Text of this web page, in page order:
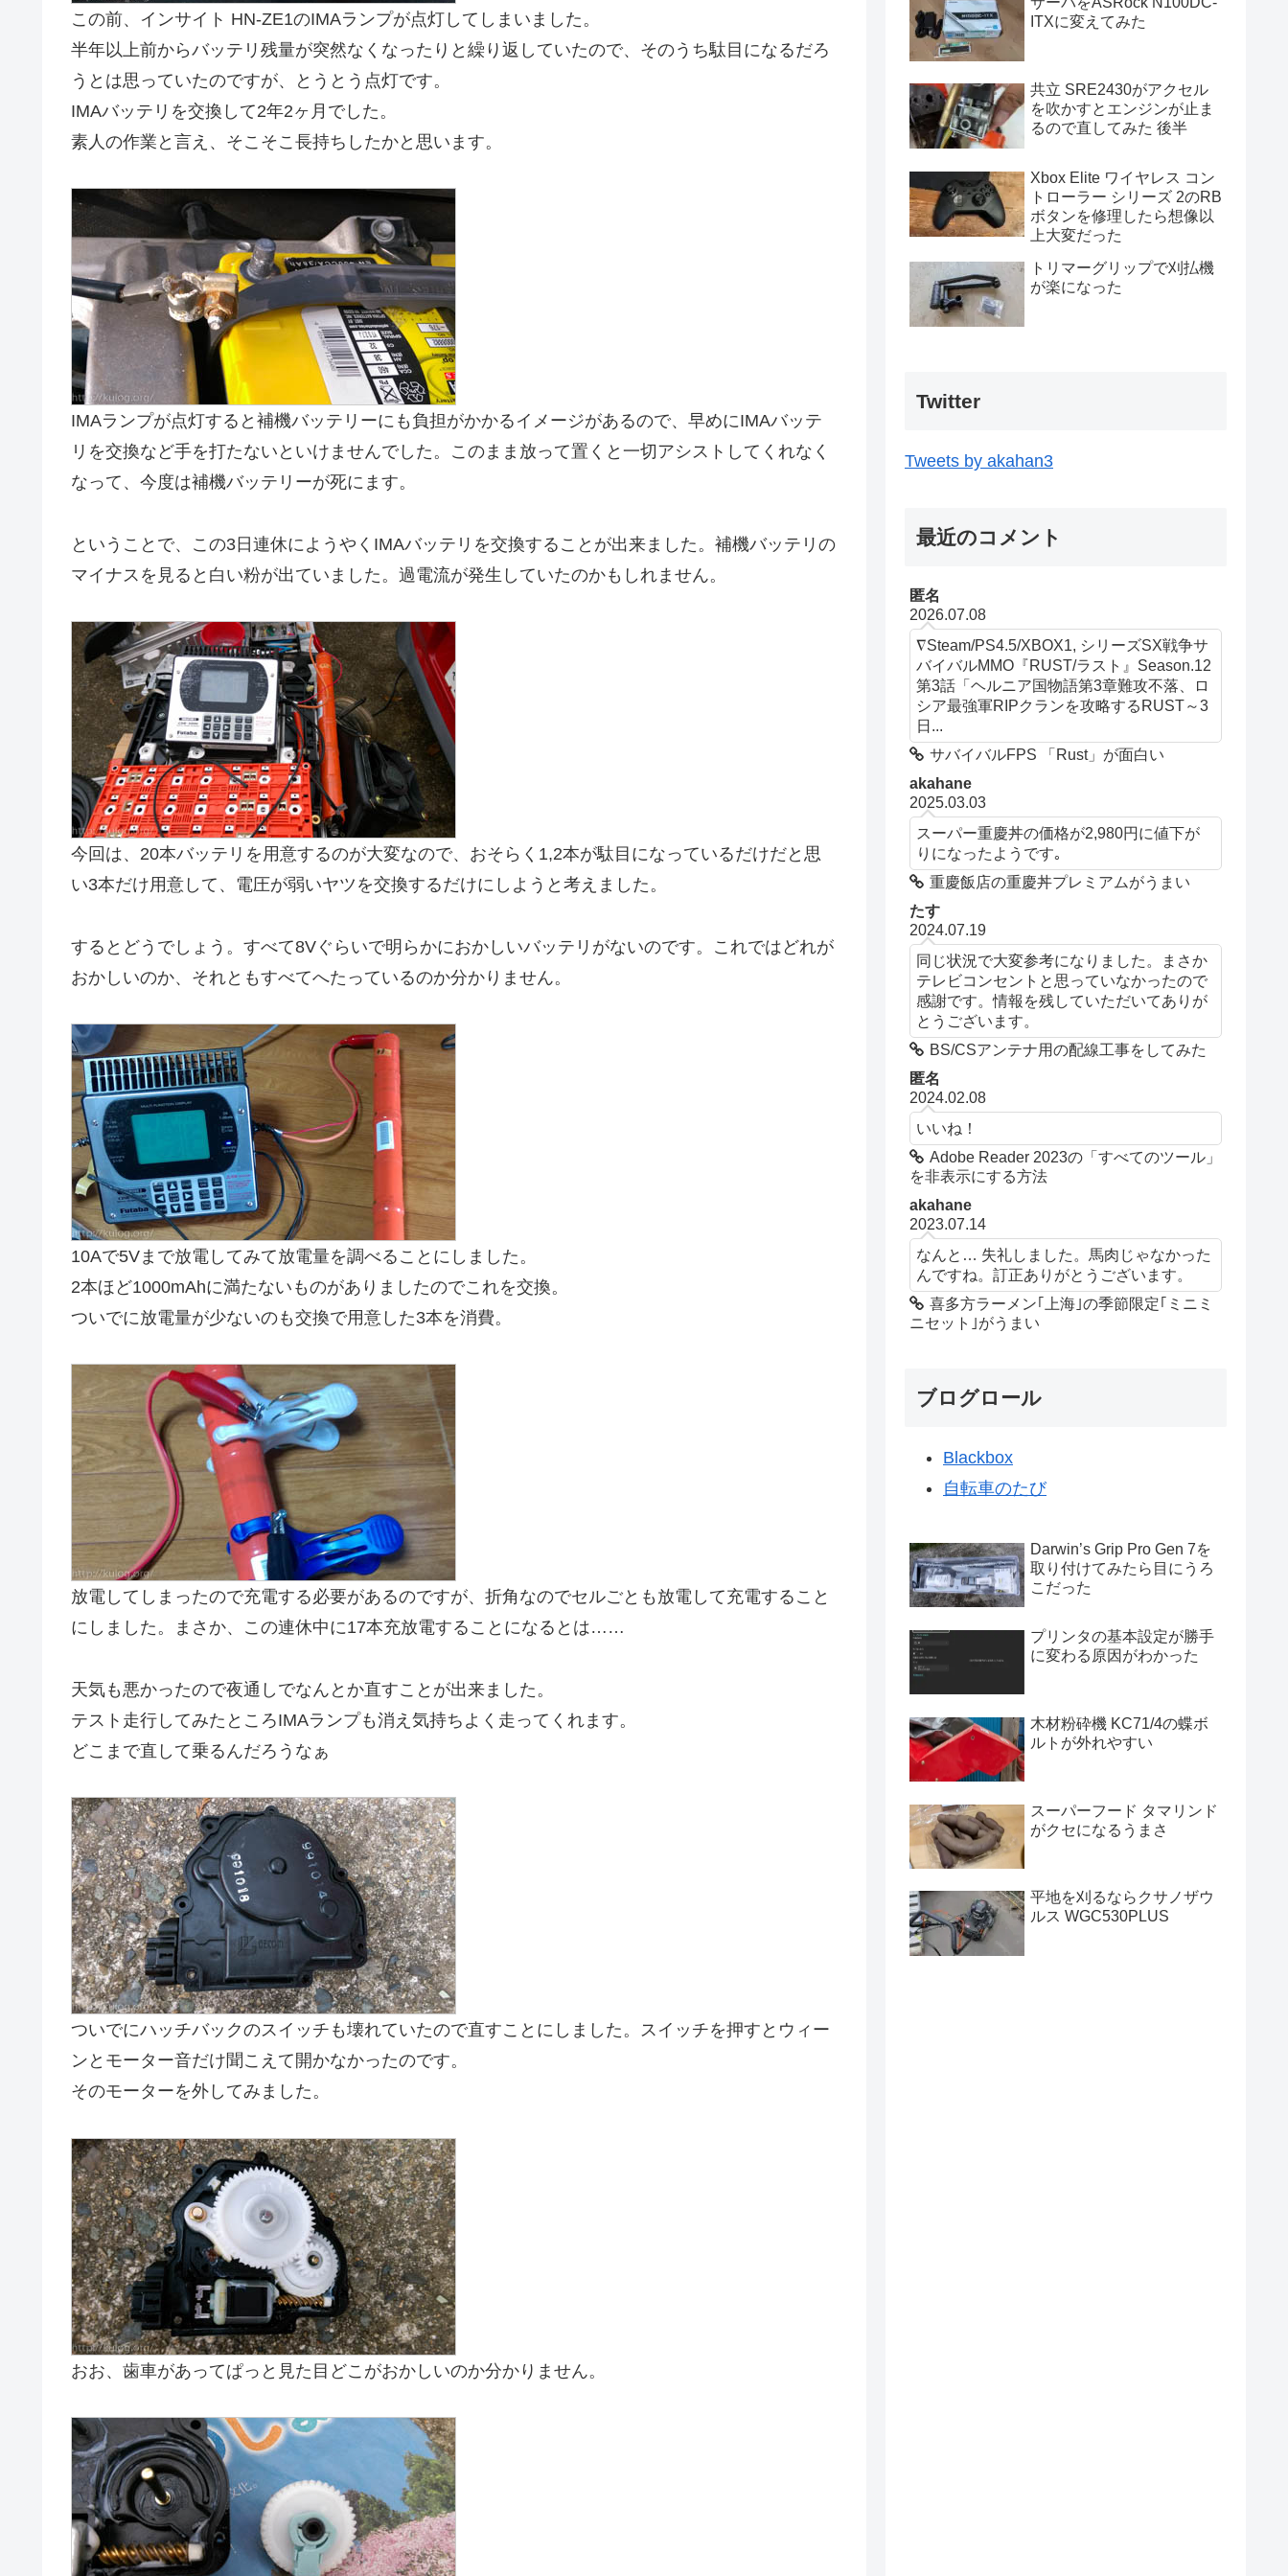
この前、インサイト HN-ZE1のIMAランプが点灯してしまいました。
半年以上前からバッテリ残量が突然なくなったりと繰り返していたので、そのうち駄目になるだろ
うとは思っていたのですが、とうとう点灯です。
IMAバッテリを交換して2年2ヶ月でした。
素人の作業と言え、そこそこ長持ちしたかと思います。
IMAランプが点灯すると補機バッテリーにも負担がかかるイメージがあるので、早めにIMAバッテ
リを交換など手を打たないといけませんでした。このまま放って置くと一切アシストしてくれなく
なって、今度は補機バッテリーが死にます。
ということで、この3日連休にようやくIMAバッテリを交換することが出来ました。補機バッテリの
マイナスを見ると白い粉が出ていました。過電流が発生していたのかもしれません。
今回は、20本バッテリを用意するのが大変なので、おそらく1,2本が駄目になっているだけだと思
い3本だけ用意して、電圧が弱いヤツを交換するだけにしようと考えました。
するとどうでしょう。すべて8Vぐらいで明らかにおかしいバッテリがないのです。これではどれが
おかしいのか、それともすべてへたっているのか分かりません。
10Aで5Vまで放電してみて放電量を調べることにしました。
2本ほど1000mAhに満たないものがありましたのでこれを交換。
ついでに放電量が少ないのも交換で用意した3本を消費。
放電してしまったので充電する必要があるのですが、折角なのでセルごとも放電して充電すること
にしました。まさか、この連休中に17本充放電することになるとは……
天気も悪かったので夜通しでなんとか直すことが出来ました。
テスト走行してみたところIMAランプも消え気持ちよく走ってくれます。
どこまで直して乗るんだろうなぁ
ついでにハッチバックのスイッチも壊れていたので直すことにしました。スイッチを押すとウィー
ンとモーター音だけ聞こえて開かなかったのです。
そのモーターを外してみました。
おお、歯車があってぱっと見た目どこがおかしいのか分かりません。
ITXに変えてみた
共立 SRE2430がアクセル
を吹かすとエンジンが止ま
るので直してみた 後半
Xbox Elite ワイヤレス コン
トローラー シリーズ 2のRB
ボタンを修理したら想像以
上大変だった
トリマーグリップで刈払機
が楽になった
Twitter
Tweets by akahan3
最近のコメント
匿名
2026.07.08
∇Steam/PS4.5/XBOX1, シリーズSX戦争サ
バイバルMMO『RUST/ラスト』Season.12
第3話「ヘルニア国物語第3章難攻不落、ロ
シア最強軍RIPクランを攻略するRUST～3
日...
サバイバルFPS 「Rust」が面白い
akahane
2025.03.03
スーパー重慶丼の価格が2,980円に値下が
りになったようです｡
重慶飯店の重慶丼プレミアムがうまい
たす
2024.07.19
同じ状況で大変参考になりました。まさか
テレビコンセントと思っていなかったので
感謝です。情報を残していただいてありが
とうございます。
BS/CSアンテナ用の配線工事をしてみた
匿名
2024.02.08
いいね！
Adobe Reader 2023の「すべてのツール」
を非表示にする方法
akahane
2023.07.14
なんと… 失礼しました。馬肉じゃなかった
んですね。訂正ありがとうございます。
喜多方ラーメン｢上海｣の季節限定｢ミニミ
ニセット｣がうまい
ブログロール
Blackbox
自転車のたび
Darwin’s Grip Pro Gen 7を
取り付けてみたら目にうろ
こだった
プリンタの基本設定が勝手
に変わる原因がわかった
木材粉砕機 KC71/4の蝶ボ
ルトが外れやすい
スーパーフード タマリンド
がクセになるうまさ
平地を刈るならクサノザウ
ルス WGC530PLUS